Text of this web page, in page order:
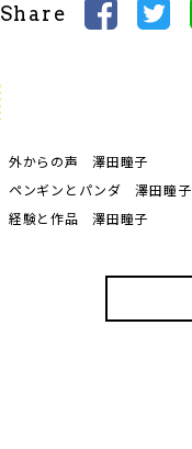
Share
外からの声 澤田瞳子
ペンギンとパンダ 澤田瞳子
経験と作品 澤田瞳子